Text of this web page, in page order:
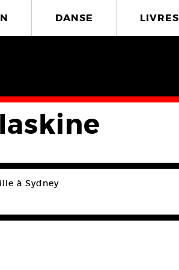
DANSE LIVRES
à Sydney